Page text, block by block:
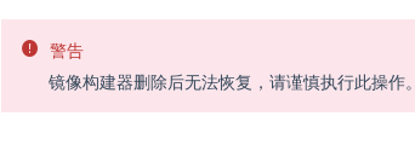
警告
镜像构建器删除后无法恢复，请谨慎执行此操作。